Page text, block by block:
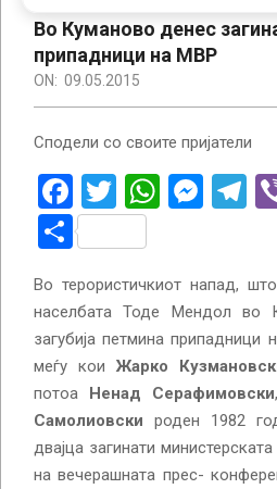
Во Куманово денес
припадници на МВР
ON: 09.05.2015
Сподели со своите пријатели
Facebook
Twitter
Share
Во терористичкиот напад,
населбата Тоде Мендол во
загубија петмина припадници
меѓу кои Жарко
потоа Ненад Серафимовски
Самолиовски роден 1982
двајца загинати министерската
на вечерашната прес-